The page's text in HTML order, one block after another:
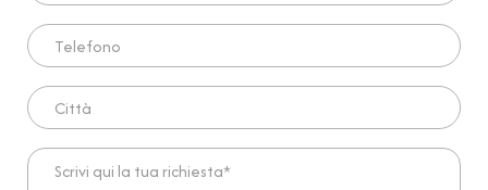
Telefono
Città
Scrivi qui la tua richiesta*